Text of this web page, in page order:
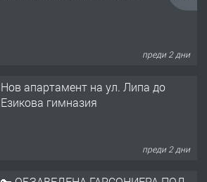
преди 2 дни
Нов апартамент на ул. Липа до
Езикова гимназия
преди 2 дни